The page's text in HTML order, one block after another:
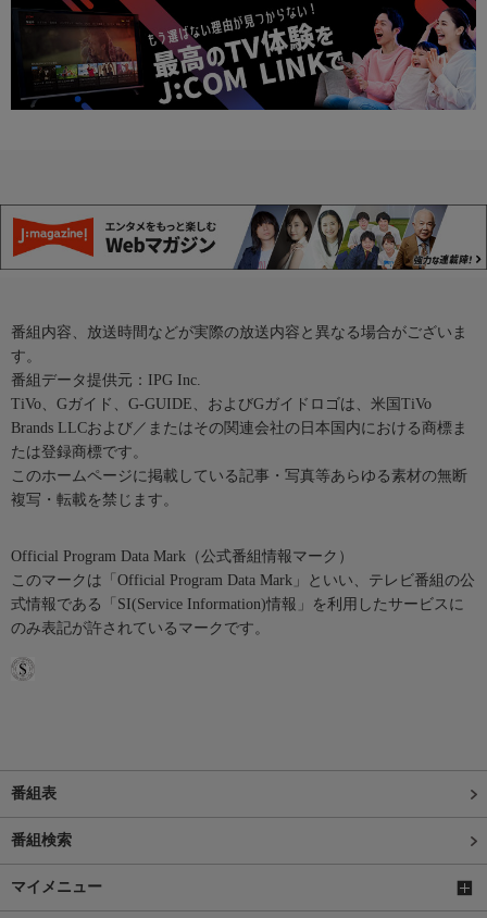
番組内容、放送時間などが実際の放送内容と異なる場合がございま
す。
番組データ提供元：IPG Inc.
TiVo、Gガイド、G-GUIDE、およびGガイドロゴは、米国TiVo
Brands LLCおよび／またはその関連会社の日本国内における商標ま
たは登録商標です。
このホームページに掲載している記事・写真等あらゆる素材の無断
複写・転載を禁じます。
Official Program Data Mark（公式番組情報マーク）
このマークは「Official Program Data Mark」といい、テレビ番組の公
式情報である「SI(Service Information)情報」を利用したサービスに
のみ表記が許されているマークです。
番組表
番組検索
マイメニュー